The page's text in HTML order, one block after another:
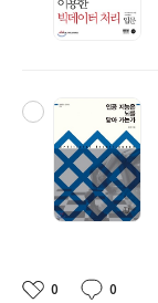
좋
0
댓
0
작